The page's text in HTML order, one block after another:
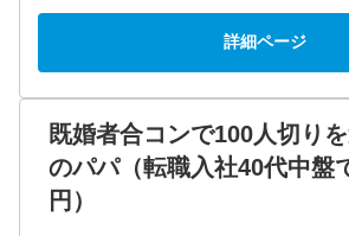
詳細ページ
既婚者合コンで100人切り
のパパ（転職入社40代中盤
円）